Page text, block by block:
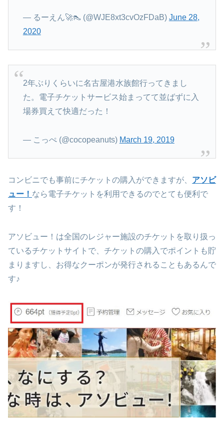
— るーえん🚀👠 (@WJE8xt3cvOzFDaB) June 28,
2020
2年ぶりくらいに名古屋港水族館行ってきまし
た。電子チケットサービス始まってて並ばずに入
場券買えて快適だった！
— こっぺ (@cocopeanuts) March 19, 2019
コンビニでも事前にチケットの購入ができますが、 アソビ
ュー！ なら電子チケットを利用できるのでとても便利で
す！
アソビュー！は全国のレジャー施設のチケットを取り扱っ
ているチケットサイトで、チケットの購入でポイントも貯
まりますし、お得なクーポンが発行されることもあるんで
す♪